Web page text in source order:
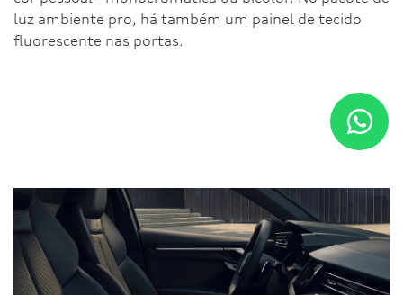
luz ambiente pro, há também um painel de tecido
fluorescente nas portas.